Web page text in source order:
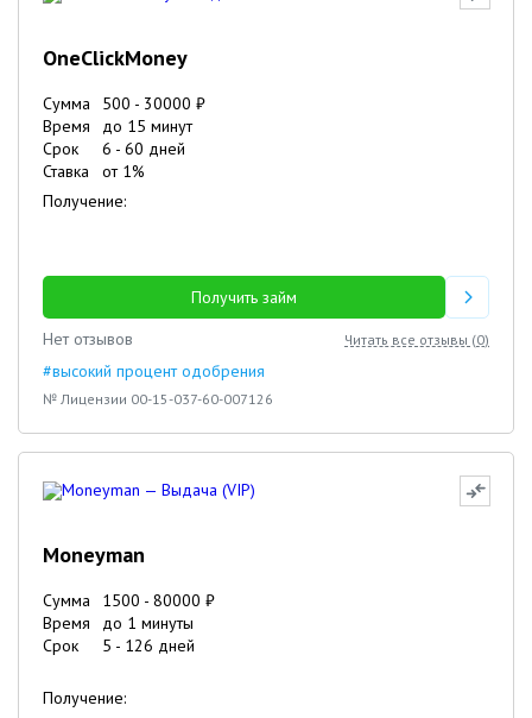
OneClickMoney
Сумма 500 - 30000 ₽
Время
до 15 минут
Срок
6 - 60 дней
Ставка
от 1%
Получение:
Получить займ
Нет отзывов
Читать все отзывы (0)
#высокий процент одобрения
№ Лицензии 00-15-037-60-007126
Moneyman
Сумма 1500 - 80000 ₽
Время
до 1 минуты
Срок
5 - 126 дней
Получение: